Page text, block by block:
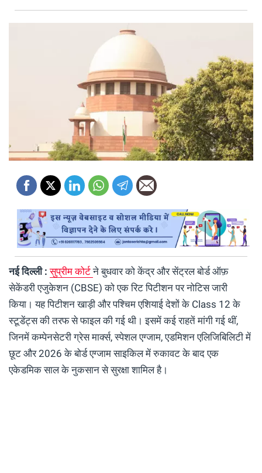
नई दिल्ली :सुप्रीम कोर्टने बुधवार को केंद्र और सेंट्रल बोर्ड ऑफ़
सेकेंडरी एजुकेशन (CBSE) को एक रिट पिटीशन पर नोटिस जारी
किया। यह पिटीशन खाड़ी और पश्चिम एशियाई देशों के Class 12 के
स्टूडेंट्स की तरफ से फाइल की गई थी। इसमें कई राहतें मांगी गई थीं,
जिनमें कम्पेनसेटरी ग्रेस मार्क्स, स्पेशल एग्जाम, एडमिशन एलिजिबिलिटी में
छूट और 2026 के बोर्ड एग्जाम साइकिल में रुकावट के बाद एक
एकेडमिक साल के नुकसान से सुरक्षा शामिल है।